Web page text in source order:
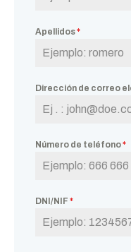
Apellidos*
Dirección de correo
Número de teléfono*
DNI/NIF *